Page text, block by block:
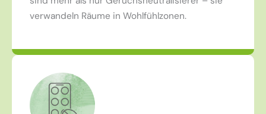
verwandeln Räume in Wohlfühlzonen.